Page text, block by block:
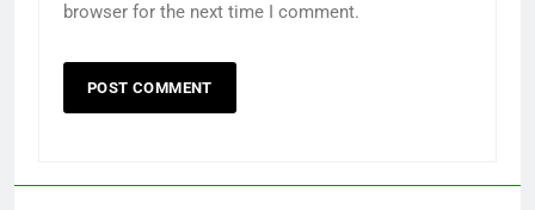
browser for the next time I comment.